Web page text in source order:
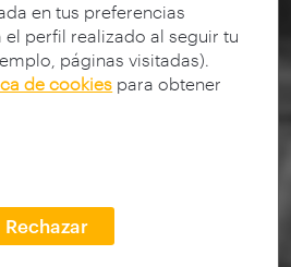
en tus preferencias
el perfil realizado al seguir tu
páginas visitadas).
de cookies para obtener
Rechazar